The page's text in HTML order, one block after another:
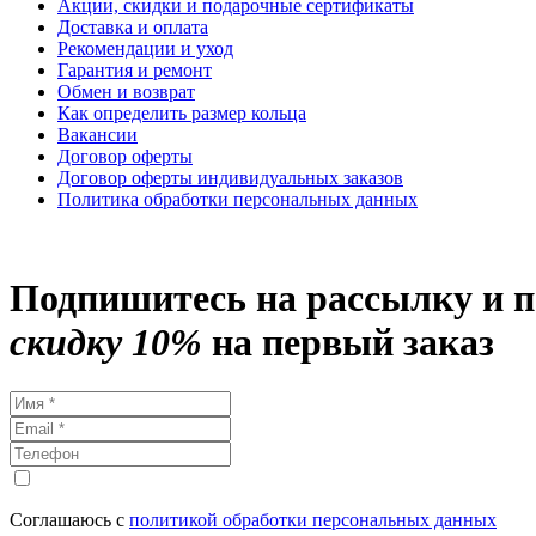
Акции, скидки и подарочные сертификаты
Доставка и оплата
Рекомендации и уход
Гарантия и ремонт
Обмен и возврат
Как определить размер кольца
Вакансии
Договор оферты
Договор оферты индивидуальных заказов
Политика обработки персональных данных
Подпишитесь на рассылку и
скидку 10% на первый заказ
Соглашаюсь с политикой обработки персональных данных